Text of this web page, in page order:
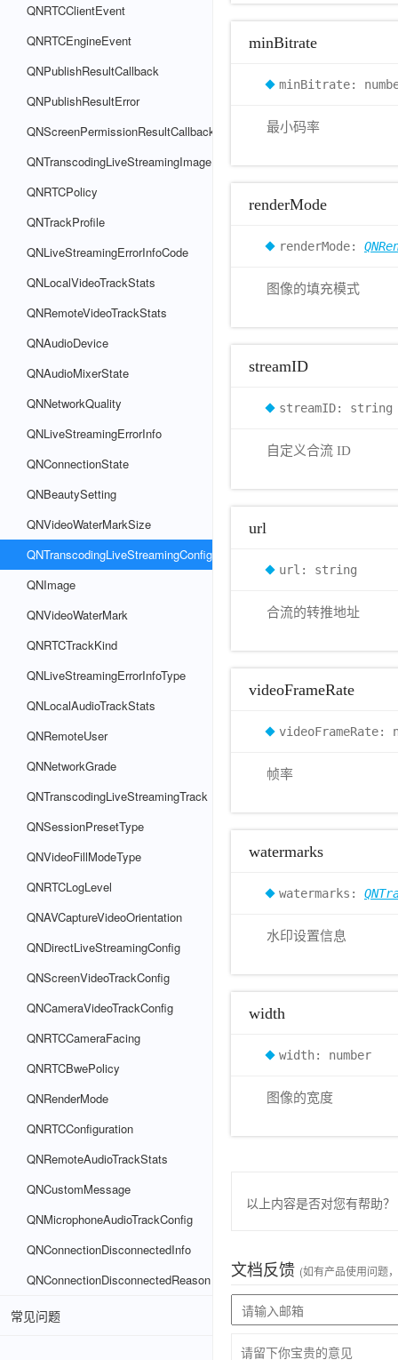
QNRTCClientEvent
QNRTCEngineEvent
QNPublishResultCallback
QNPublishResultError
QNScreenPermissionResultCallback
QNTranscodingLiveStreamingImage
QNRTCPolicy
QNTrackProfile
QNLiveStreamingErrorInfoCode
QNLocalVideoTrackStats
QNRemoteVideoTrackStats
QNAudioDevice
QNAudioMixerState
QNNetworkQuality
QNLiveStreamingErrorInfo
QNConnectionState
QNBeautySetting
QNVideoWaterMarkSize
QNTranscodingLiveStreamingConfig
QNImage
QNVideoWaterMark
QNRTCTrackKind
QNLiveStreamingErrorInfoType
QNLocalAudioTrackStats
QNRemoteUser
QNNetworkGrade
QNTranscodingLiveStreamingTrack
QNSessionPresetType
QNVideoFillModeType
QNRTCLogLevel
QNAVCaptureVideoOrientation
QNDirectLiveStreamingConfig
QNScreenVideoTrackConfig
QNCameraVideoTrackConfig
QNRTCCameraFacing
QNRTCBwePolicy
QNRenderMode
QNRTCConfiguration
QNRemoteAudioTrackStats
QNCustomMessage
QNMicrophoneAudioTrackConfig
QNConnectionDisconnectedInfo
QNConnectionDisconnectedReason
常见问题
minBitrate
minBitrate:
最小码率
renderMode
renderMode:
图像的填充模式
streamID
streamID: string
自定义合流 ID
url
url: string
合流的转推地址
videoFrameRate
videoFrameRate:
帧率
watermarks
watermarks:
水印设置信息
width
width: number
图像的宽度
以上内容是否对您有帮助？
文档反馈 (如有产品使用问题